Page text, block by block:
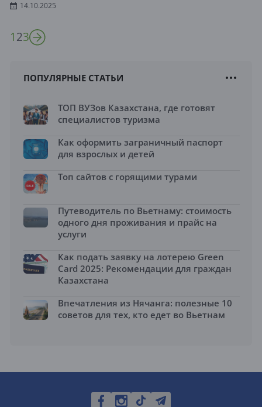
14.10.2025
123
ПОПУЛЯРНЫЕ СТАТЬИ
ТОП ВУЗов Казахстана, где готовят
специалистов туризма
Как оформить заграничный паспорт
для взрослых и детей
Топ сайтов с горящими турами
Путеводитель по Вьетнаму: стоимость
одного дня проживания и прайс на
услуги
Как подать заявку на лотерею Green
Card 2025: Рекомендации для граждан
Казахстана
Впечатления из Нячанга: полезные 10
советов для тех, кто едет во Вьетнам